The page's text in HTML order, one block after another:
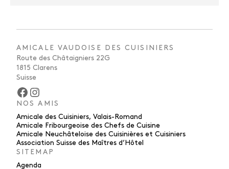
AMICALE VAUDOISE DES CUISINIERS
Route des Châtaigniers 22G
1815 Clarens
Suisse
Facebook Instagram
NOS AMIS
Amicale des Cuisiniers, Valais-Romand
Amicale Fribourgeoise des Chefs de Cuisine
Amicale Neuchâteloise des Cuisinières et Cuisiniers
Association Suisse des Maîtres d’Hôtel
SITEMAP
Agenda